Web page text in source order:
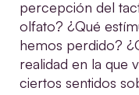
percepción del
olfato? ¿Qué
hemos perdido?
realidad en la que
ciertos sentidos